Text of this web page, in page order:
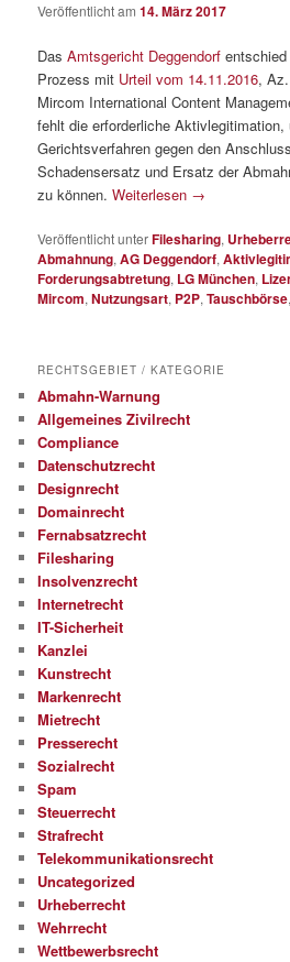
Veröffentlicht am14. März 2017
DasAmtsgericht Deggendorf
Prozess mit Urteil vom 14.11.2016, Az.
Mircom International Content
fehlt die erforderliche
Gerichtsverfahren gegen den
Schadensersatz und Ersatz der
zu können.Weiterlesen →
Veröffentlicht unterFilesharing,
Abmahnung,AG Deggendorf,
Forderungsabtretung, LG München,
Mircom,Nutzungsart, P2P,Tauschbörse,
RECHTSGEBIET / KATEGORIE
Abmahn-Warnung
Allgemeines Zivilrecht
Compliance
Datenschutzrecht
Designrecht
Domainrecht
Fernabsatzrecht
Filesharing
Insolvenzrecht
Internetrecht
IT-Sicherheit
Kanzlei
Kunstrecht
Markenrecht
Mietrecht
Presserecht
Sozialrecht
Spam
Steuerrecht
Strafrecht
Telekommunikationsrecht
Uncategorized
Urheberrecht
Wehrrecht
Wettbewerbsrecht